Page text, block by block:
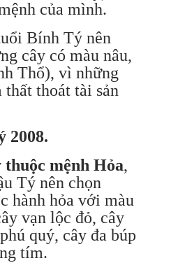
của mình.
Bính Tý nên
cây có màu nâu,
Thổ), vì những
thất thoát tài sản
2008.
mệnh Hỏa,
Tý nên chọn
hành hỏa với màu
vạn lộc đỏ, cây
quý, cây đa búp
tím.